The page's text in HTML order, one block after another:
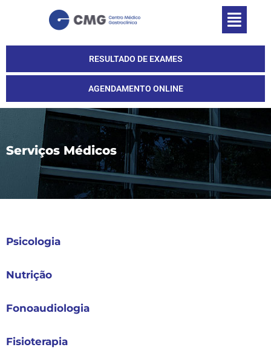
RESULTADO DE EXAMES
AGENDAMENTO ONLINE
Serviços Médicos
Psicologia
Nutrição
Fonoaudiologia
Fisioterapia